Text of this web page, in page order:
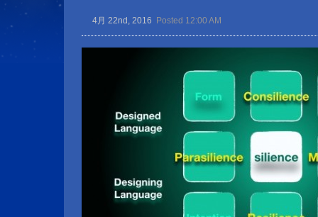
4月 22nd, 2016 Posted 12:00 AM